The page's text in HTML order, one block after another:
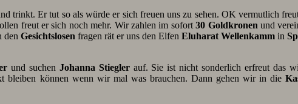
trinkt. Er tut so als würde er sich freuen uns zu sehen. OK vermutlich
freut er sich noch mehr. Wir zahlen im sofort30 Goldkronen und
den Gesichtslosen fragen rät er uns den Elfen Eluharat Wellenkamm in
und suchen Johanna Stieglerauf. Sie ist nicht sonderlich erfreut das
bleiben können wenn wir mal was brauchen. Dann gehen wir in die